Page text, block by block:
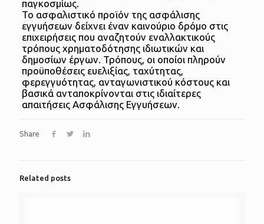
παγκοσμίως.
Το ασφαλιστικό προϊόν της ασφάλισης
εγγυήσεων δείχνει έναν καινούριο δρόμο στις
επιχειρήσεις που αναζητούν εναλλακτικούς
τρόπους χρηματοδότησης ιδιωτικών και
δημοσίων έργων. Τρόπους, οι οποίοι πληρούν
προϋποθέσεις ευελιξίας, ταχύτητας,
φερεγγυότητας, ανταγωνιστικού κόστους και
βασικά ανταποκρίνονται στις ιδιαίτερες
απαιτήσεις Ασφάλισης Εγγυήσεων.
Share
Related posts